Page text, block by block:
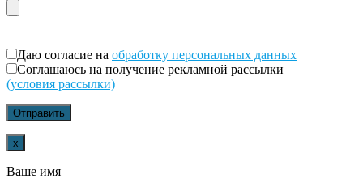
Даю согласие на обработку персональных данных
Соглашаюсь на получение рекламной рассылки
(условия рассылки)
x
Ваше имя